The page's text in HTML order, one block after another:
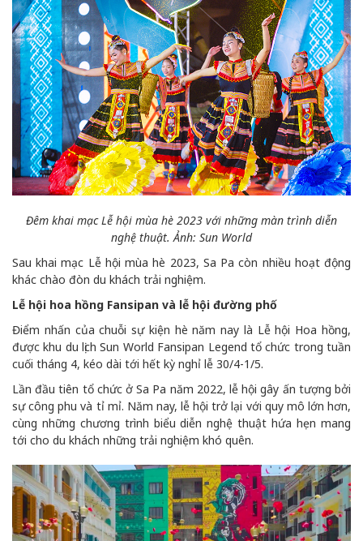
Đêm khai mạc Lễ hội mùa hè 2023 với những màn trình diễn
nghệ thuật. Ảnh: Sun World
Sau khai mạc Lễ hội mùa hè 2023, Sa Pa còn nhiều hoạt động
khác chào đòn du khách trải nghiệm.
Lễ hội hoa hồng Fansipan và lễ hội đường phố
Điểm nhấn của chuỗi sự kiện hè năm nay là Lễ hội Hoa hồng,
được khu du lịch Sun World Fansipan Legend tổ chức trong tuần
cuối tháng 4, kéo dài tới hết kỳ nghỉ lễ 30/4-1/5.
Lần đầu tiên tổ chức ở Sa Pa năm 2022, lễ hội gây ấn tượng bởi
sự công phu và tỉ mỉ. Năm nay, lễ hội trở lại với quy mô lớn hơn,
cùng những chương trình biểu diễn nghệ thuật hứa hẹn mang
tới cho du khách những trải nghiệm khó quên.